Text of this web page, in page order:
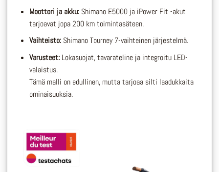
Moottori ja akku:Shimano E5000 ja iPower Fit -akut
tarjoavat jopa 200 km toimintasäteen.
Vaihteisto:Shimano Tourney 7-vaihteinen järjestelmä.
Varusteet:Lokasuojat, tavarateline ja integroitu LED-
valaistus.
Tämä malli on edullinen, mutta tarjoaa silti laadukkaita
ominaisuuksia.